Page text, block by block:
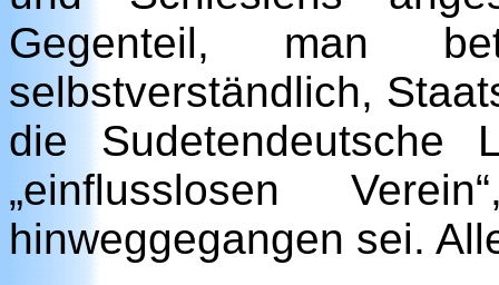
Gegenteil, man
selbstverständlich,
die Sudetendeutsche
„einflusslosen
hinweggegangen sei.